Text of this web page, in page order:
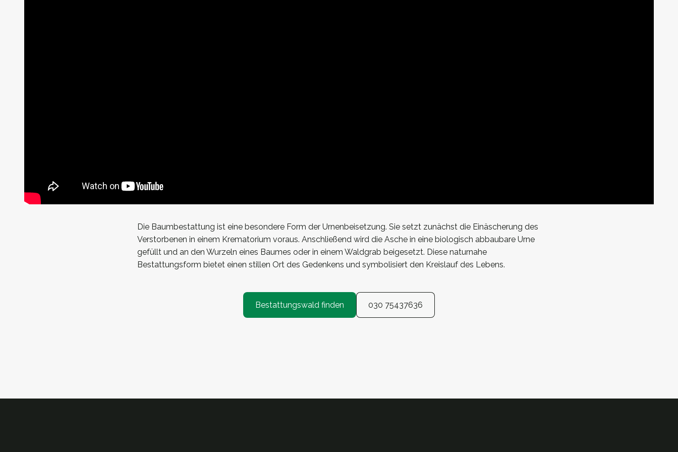
Die Baumbestattung ist eine besondere Form der Urnenbeisetzung. Sie setzt zunächst die Einäscherung des
Verstorbenen in einem Krematorium voraus. Anschließend wird die Asche in eine biologisch abbaubare Urne
gefüllt und an den Wurzeln eines Baumes oder in einem Waldgrab beigesetzt. Diese naturnahe
Bestattungsform bietet einen stillen Ort des Gedenkens und symbolisiert den Kreislauf des Lebens.
Bestattungswald finden 030 75437636